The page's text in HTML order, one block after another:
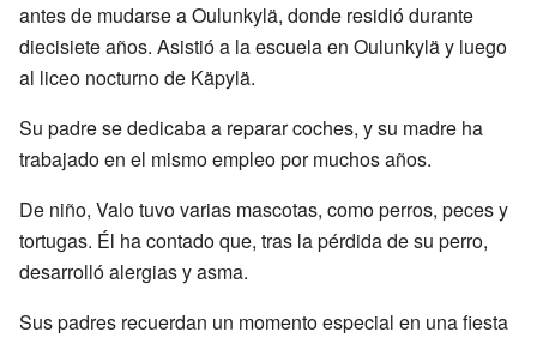
antes de mudarse a Oulunkylä, donde residió durante
diecisiete años. Asistió a la escuela en Oulunkylä y luego
al liceo nocturno de Käpylä.
Su padre se dedicaba a reparar coches, y su madre ha
trabajado en el mismo empleo por muchos años.
De niño, Valo tuvo varias mascotas, como perros, peces y
tortugas. Él ha contado que, tras la pérdida de su perro,
desarrolló alergias y asma.
Sus padres recuerdan un momento especial en una fiesta